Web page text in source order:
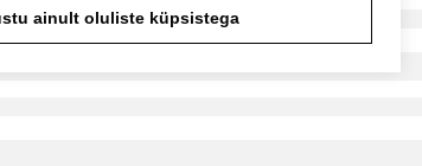
ainult oluliste küpsistega